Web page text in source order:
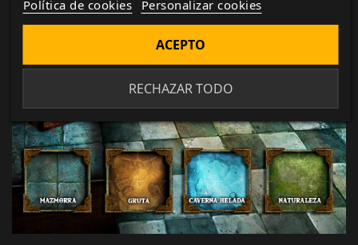
Política de cookies Personalizar cookies
RECHAZAR TODO
ACEPTO